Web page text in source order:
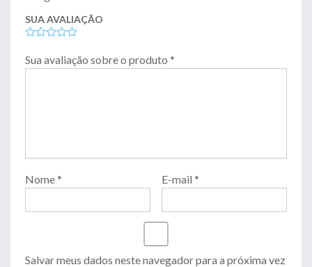
SUA AVALIAÇÃO
Sua avaliação sobre o produto *
Nome* E-mail *
Salvar meus dados neste navegador para a próxima vez